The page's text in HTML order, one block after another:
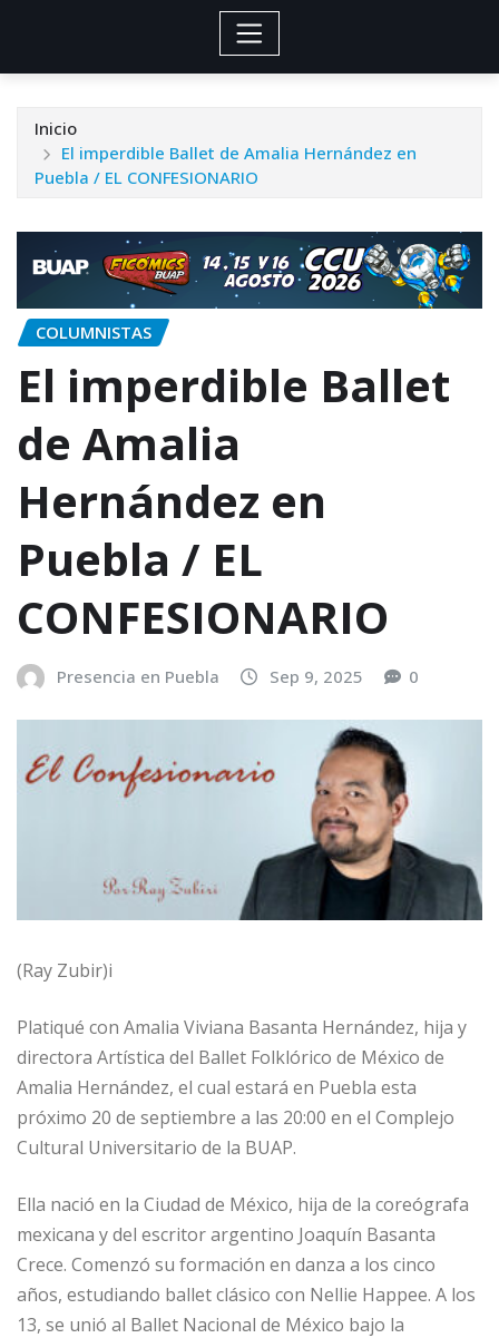
Inicio
El imperdible Ballet de Amalia Hernández en
Puebla / EL CONFESIONARIO
COLUMNISTAS
El imperdible Ballet
de Amalia
Hernández en
Puebla / EL
CONFESIONARIO
Presencia en Puebla Sep 9, 2025 0
(Ray Zubir)i
Platiqué con Amalia Viviana Basanta Hernández, hija y
directora Artística del Ballet Folklórico de México de
Amalia Hernández, el cual estará en Puebla esta
próximo 20 de septiembre a las 20:00 en el Complejo
Cultural Universitario de la BUAP.
Ella nació en la Ciudad de México, hija de la coreógrafa
mexicana y del escritor argentino Joaquín Basanta
Crece. Comenzó su formación en danza a los cinco
años, estudiando ballet clásico con Nellie Happee. A los
13, se unió al Ballet Nacional de México bajo la